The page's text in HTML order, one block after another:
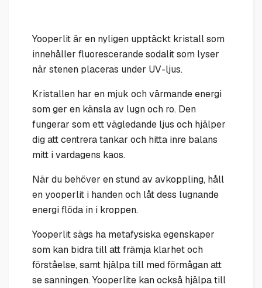
Yooperlit är en nyligen upptäckt kristall som
innehåller fluorescerande sodalit som lyser
när stenen placeras under UV-ljus.
Kristallen har en mjuk och värmande energi
som ger en känsla av lugn och ro. Den
fungerar som ett vägledande ljus och hjälper
dig att centrera tankar och hitta inre balans
mitt i vardagens kaos.
När du behöver en stund av avkoppling, håll
en yooperlit i handen och låt dess lugnande
energi flöda in i kroppen.
Yooperlit sägs ha metafysiska egenskaper
som kan bidra till att främja klarhet och
förståelse, samt hjälpa till med förmågan att
se sanningen. Yooperlite kan också hjälpa till